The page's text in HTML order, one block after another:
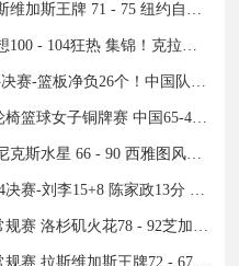
2024年09月09日 WNBA常规赛 拉斯维加斯王牌 71 - 75 纽约自由人 全场集锦
2024年09月09日 WNBA常规赛 梦想100 - 104狂热 集锦！克拉克26分12助
2024年09月08日 U18亚洲杯男篮半决赛-篮板净负26个！中国队不敌新西兰
2024年09月08日 09月08日残奥会轮椅篮球女子铜牌赛 中国65-43加拿大 全场集锦
2024年09月08日 WNBA常规赛 菲尼克斯水星 66 - 90 西雅图风暴 全场集锦
2024年09月07日 U18亚洲杯男篮1/4决赛-刘李15+8 陈家政13分 中国46分大胜印度
2024年09月07日 09月07日WNBA常规赛 洛杉矶火花78 - 92芝加哥天空 全场集锦
2024年09月07日 09月07日WNBA常规赛 拉斯维加斯王牌72 - 67康涅狄格太阳 集锦